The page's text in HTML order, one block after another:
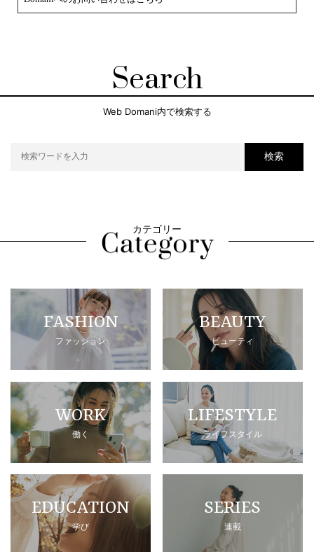
Search
Web Domani内で検索する
検索
カテゴリー
FASHION
ファッション
BEAUTY
ビューティ
WORK
働く
LIFESTYLE
ライフスタイル
EDUCATION
学び
SERIES
連載